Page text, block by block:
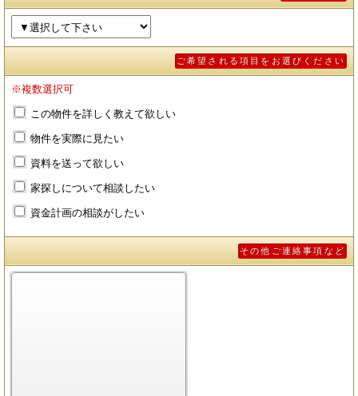
ご希望される項目をお選びください
※複数選択可
この物件を詳しく教えて欲しい
物件を実際に見たい
資料を送って欲しい
家探しについて相談したい
資金計画の相談がしたい
その他ご連絡事項など